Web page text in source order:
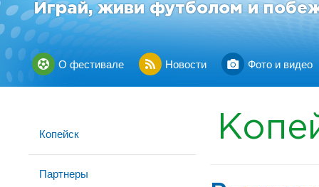
Играй, живи футболом и
О фестивале Новости Фото и видео
Копейск
Партнеры